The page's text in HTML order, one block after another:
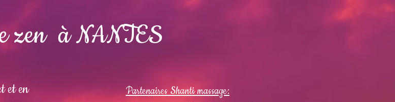
zen à NANTES
et en
Partenaires Shanti massage: